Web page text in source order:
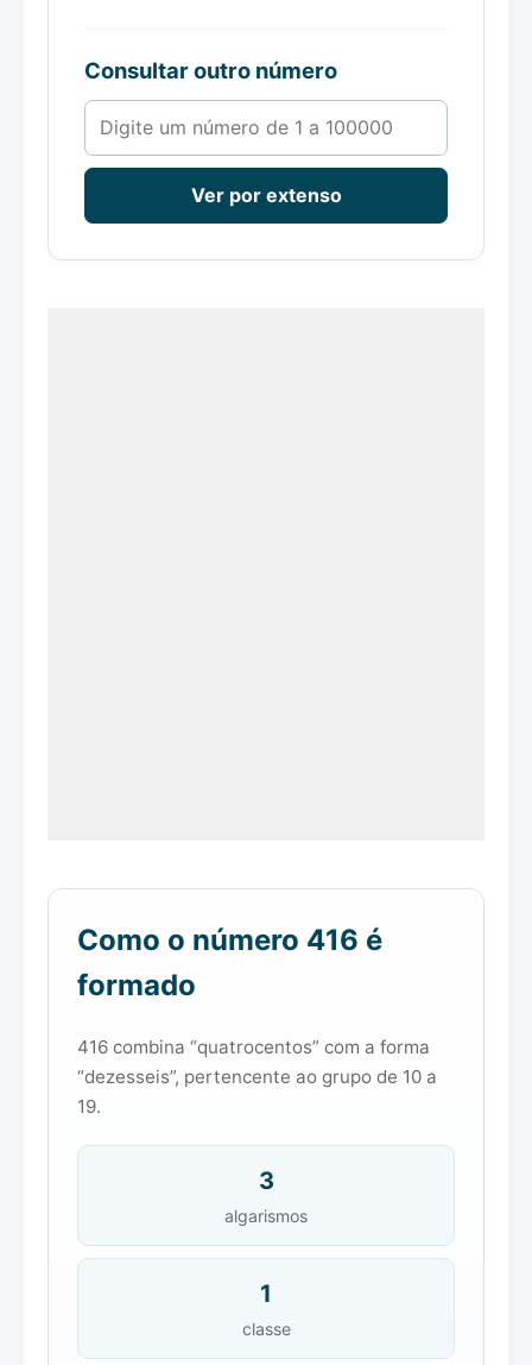
Consultar outro número
Número de 1 a 100000
Ver por extenso
Como o número 416 é
formado
416 combina “quatrocentos” com a forma
“dezesseis”, pertencente ao grupo de 10 a
19.
3
algarismos
1
classe